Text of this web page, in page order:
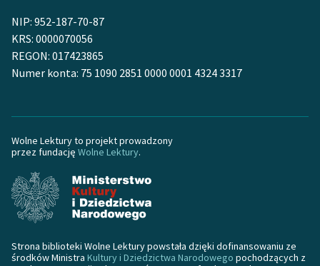
Kolekcje edukacyjne
twórców przechodzących
do domeny publicznej,
lektur szkolnych oraz
Odkurzamy bohaterów
Szkoła Poezji Wolnych
Lektur
O nas
Kontakt
O projekcie
NIP: 952-187-70-87
KRS: 0000070056
REGON: 017423865
Numer konta: 75 1090 2851 0000 0001 4324 3317
Wolne Lektury to projekt prowadzony
przez fundację Wolne Lektury.
Strona biblioteki Wolne Lektury powstała dzięki dofinansowaniu ze
środków Ministra Kultury i Dziedzictwa Narodowego pochodzących z